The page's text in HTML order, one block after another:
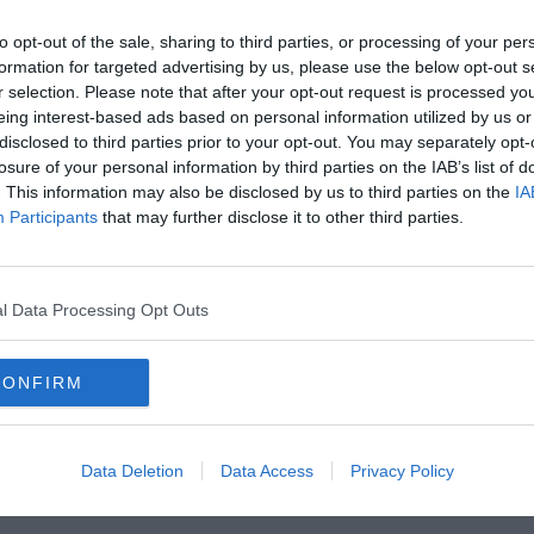
opt-out of the sale, sharing to third parties, or processing of your
for targeted advertising by us, please use the below opt-out
selection. Please note that after your opt-out request is processed
interest-based ads based on personal information utilized by us
to third parties prior to your opt-out. You may separately
of your personal information by third parties on the IAB’s list of
This information may also be disclosed by us to third parties on the
Participants that may further disclose it to other third parties.
Data Processing Opt Outs
Data Deletion Data Access Privacy Policy
iscriviti allaNewsletter QUInews - ToscanaMedia.
nella tua casella di posta.
freddo
dal gelo